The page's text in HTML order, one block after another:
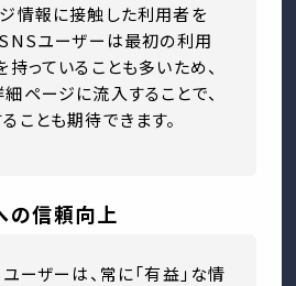
情報に接触した利用者を
ユーザーは最初の利用
持っていることも多いため、
ページに流入することで、
ことも期待できます。
の信頼向上
ーザーは、常に「有益」な情